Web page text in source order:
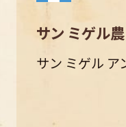
サン ミゲル
サン ミゲル ア